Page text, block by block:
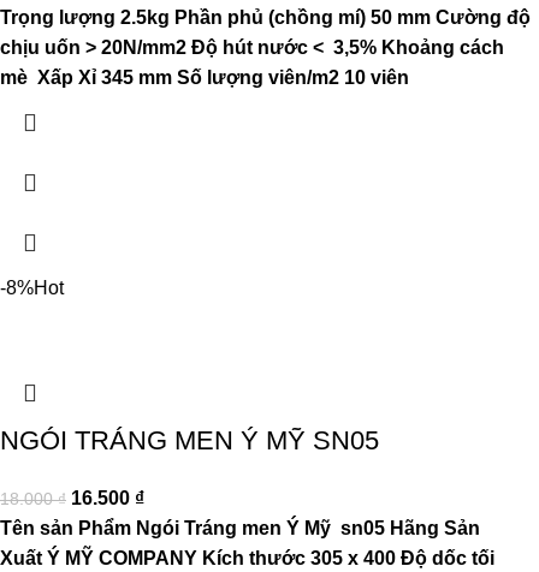
Trọng lượng 2.5kg Phần phủ (chồng mí) 50 mm Cường độ
chịu uốn > 20N/mm2 Độ hút nước < 3,5% Khoảng cách
mè Xấp Xỉ 345 mm Số lượng viên/m2 10 viên
-8%Hot
NGÓI TRÁNG MEN Ý MỸ SN05
18.000₫ 16.500 ₫
Tên sản Phẩm Ngói Tráng men Ý Mỹ sn05 Hãng Sản
Xuất Ý MỸ COMPANY Kích thước 305 x 400 Độ dốc tối